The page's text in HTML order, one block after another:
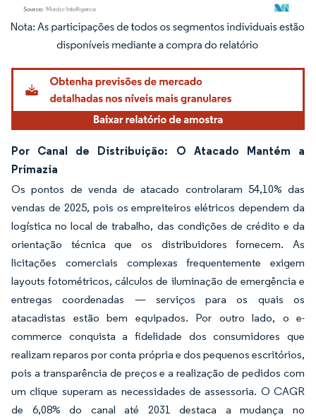
Imagem © Mordor Intelligence. O reuso requer atribuição conforme CC BY 4.0.
Por Canal de Distribuição: O Atacado Mantém a
Primazia
Os pontos de venda de atacado controlaram 54,10% das
vendas de 2025, pois os empreiteiros elétricos dependem da
logística no local de trabalho, das condições de crédito e da
orientação técnica que os distribuidores fornecem. As
licitações comerciais complexas frequentemente exigem
layouts fotométricos, cálculos de iluminação de emergência e
entregas coordenadas — serviços para os quais os
atacadistas estão bem equipados. Por outro lado, o e-
commerce conquista a fidelidade dos consumidores que
realizam reparos por conta própria e dos pequenos escritórios,
pois a transparência de preços e a realização de pedidos com
um clique superam as necessidades de assessoria. O CAGR
de 6,08% do canal até 2031 destaca a mudança no